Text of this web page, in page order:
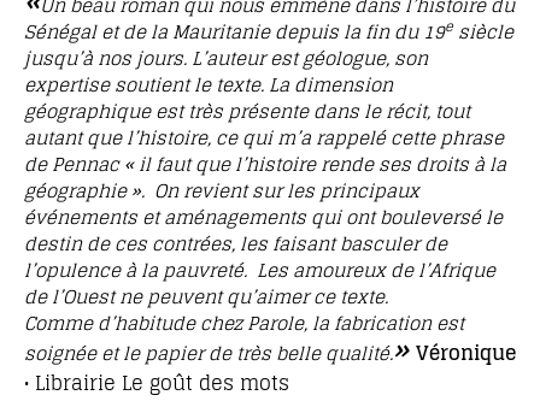
Sénégal et de la Mauritanie depuis la fin du 19e siècle
jusqu’à nos jours. L’auteur est géologue, son
expertise soutient le texte. La dimension
géographique est très présente dans le récit, tout
autant que l’histoire, ce qui m’a rappelé cette phrase
de Pennac « il faut que l’histoire rende ses droits à la
géographie ». On revient sur les principaux
événements et aménagements qui ont bouleversé le
destin de ces contrées, les faisant basculer de
l’opulence à la pauvreté. Les amoureux de l’Afrique
de l’Ouest ne peuvent qu’aimer ce texte.
Comme d’habitude chez Parole, la fabrication est
soignée et le papier de très belle qualité.»Véronique
• Librairie Le goût des mots